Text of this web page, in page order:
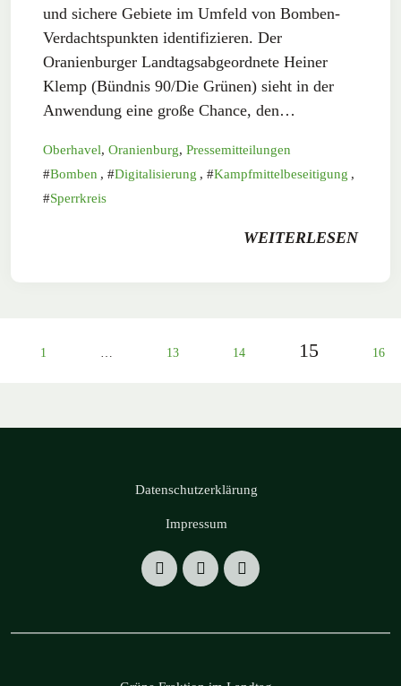
und sichere Gebiete im Umfeld von Bomben-
Verdachtspunkten identifizieren. Der
Oranienburger Landtagsabgeordnete Heiner
Klemp (Bündnis 90/Die Grünen) sieht in der
Anwendung eine große Chance, den…
Oberhavel, Oranienburg, Pressemitteilungen
Bomben , Digitalisierung , Kampfmittelbeseitigung ,
Sperrkreis
WEITERLESEN
1 … 13 14 15 16
Datenschutzerklärung
Impressum